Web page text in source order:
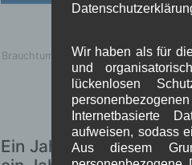
Brauchtum Dorfleben,Gewerbe,
Ein Jahr Woiga.de,
Wir haben als für
und
lückenlosen
Internetbasierte
aufweisen, sodass
Aus diesem